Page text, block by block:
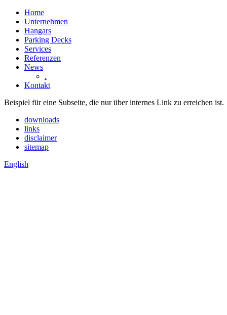
Home
Unternehmen
Hangars
Parking Decks
Services
Referenzen
News
.
Kontakt
Beispiel für eine Subseite, die nur über internes Link zu erreichen ist.
downloads
links
disclaimer
sitemap
English